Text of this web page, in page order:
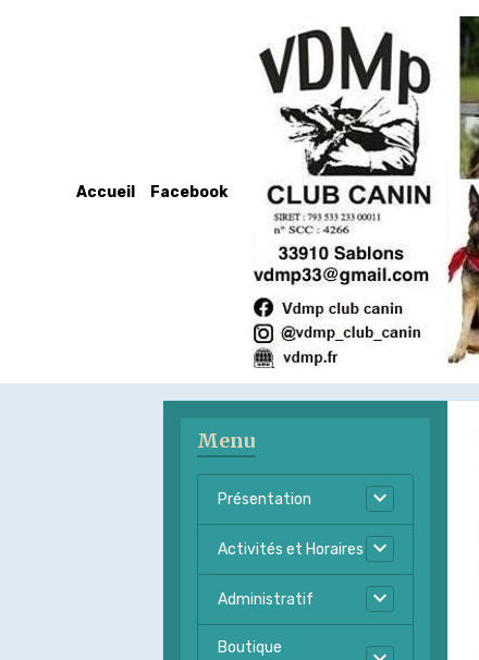
Accueil Facebook
Menu
Présentation
Activités et Horaires
Administratif
Boutique